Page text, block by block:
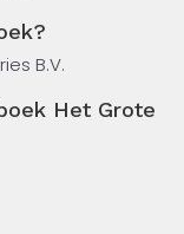
elk
spelers.
een spel is,
partij verder
B.V.
Het Grote